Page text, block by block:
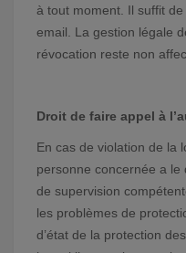
à tout moment. Il suffit
email. La gestion légale
révocation reste non
Droit de faire appel à
En cas de violation de la
personne concernée a le
de supervision
les problèmes de
d’état de la protection